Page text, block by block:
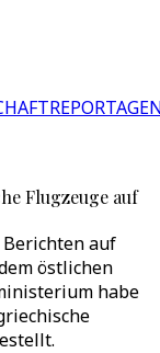
Flugzeuge auf
auf
östlichen
habe